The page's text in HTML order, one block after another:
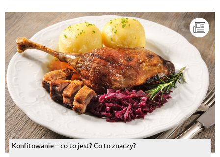
Konfitowanie – co to jest? Co to znaczy?